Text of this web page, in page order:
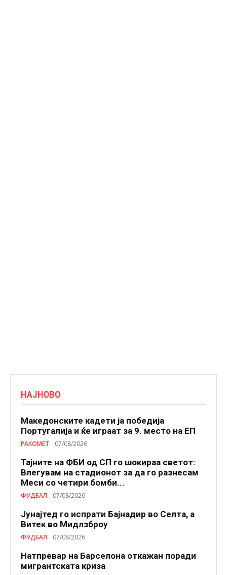
НАЈНОВО
Македонските кадети ја победија
Португалија и ќе играат за 9. место на ЕП
РАКОМЕТ 07/08/2026
Тајните на ФБИ од СП го шокираа светот:
Влегувам на стадионот за да го разнесам
Меси со четири бомби...
ФУДБАЛ 07/08/2026
Јунајтед го испрати Бајнадир во Селта, а
Витек во Мидлзброу
ФУДБАЛ 07/08/2026
Натпревар на Барселона откажан поради
мигрантската криза